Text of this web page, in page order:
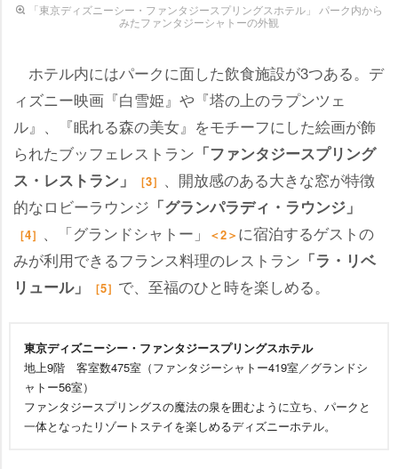
「東京ディズニーシー・ファンタジースプリングスホテル」 パーク内から
みたファンタジーシャトーの外観
ホテル内にはパークに面した飲食施設が3つある。デ
ィズニー映画『白雪姫』や『塔の上のラプンツェ
ル』、『眠れる森の美女』をモチーフにした絵画が飾
られたブッフェレストラン 「ファンタジースプリング
ス・レストラン」
［3］ 、開放感のある大きな窓が特徴
的なロビーラウンジ 「グランパラディ・ラウンジ」
［4］ 、「グランドシャトー」 ＜2＞ に宿泊するゲストの
みが利用できるフランス料理のレストラン 「ラ・リベ
リュール」
［5］ で、至福のひと時を楽しめる。
東京ディズニーシー・ファンタジースプリングスホテル
地上9階 客室数475室（ファンタジーシャトー419室／グランドシ
ャトー56室）
ファンタジースプリングスの魔法の泉を囲むように立ち、パークと
一体となったリゾートステイを楽しめるディズニーホテル。